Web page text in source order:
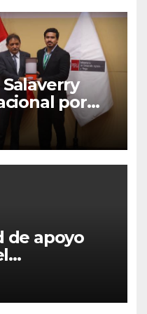
por
que
a
de apoyo
femenino